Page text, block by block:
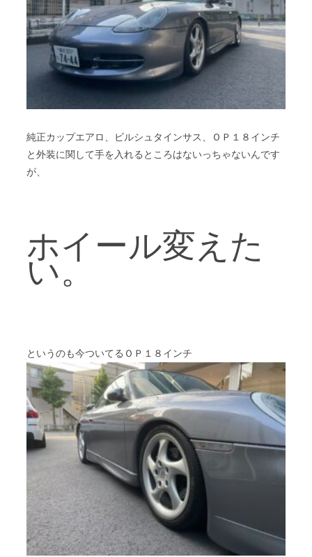
純正カップエアロ、ビルシュタインサス、ＯＰ１８インチ
と外装に関して手を入れるところはないっちゃないんです
が、
ホイール変えた
い。
というのも今ついてるＯＰ１８インチ